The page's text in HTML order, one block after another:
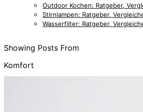
Showing Posts From
Komfort